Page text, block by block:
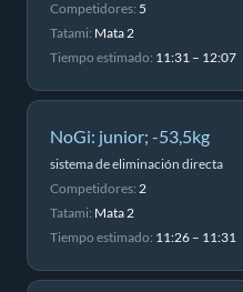
Competidores: 5
Tatami: Mata 2
Tiempo estimado: 11:31 – 12:07
NoGi: junior; -53,5kg
sistema de eliminación directa
Competidores: 2
Tatami: Mata 2
Tiempo estimado: 11:26 – 11:31